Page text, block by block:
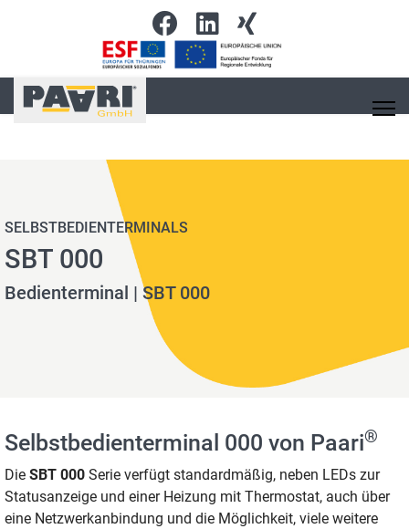
SELBSTBEDIENTERMINALS
SBT 000
Bedienterminal | SBT 000
Selbstbedienterminal 000 von Paari®
Die SBT 000 Serie verfügt standardmäßig, neben LEDs zur
Statusanzeige und einer Heizung mit Thermostat, auch über
eine Netzwerkanbindung und die Möglichkeit, viele weitere